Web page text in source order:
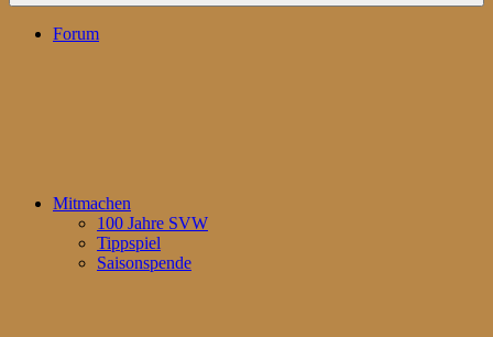
Forum
Mitmachen
100 Jahre SVW
Tippspiel
Saisonspende